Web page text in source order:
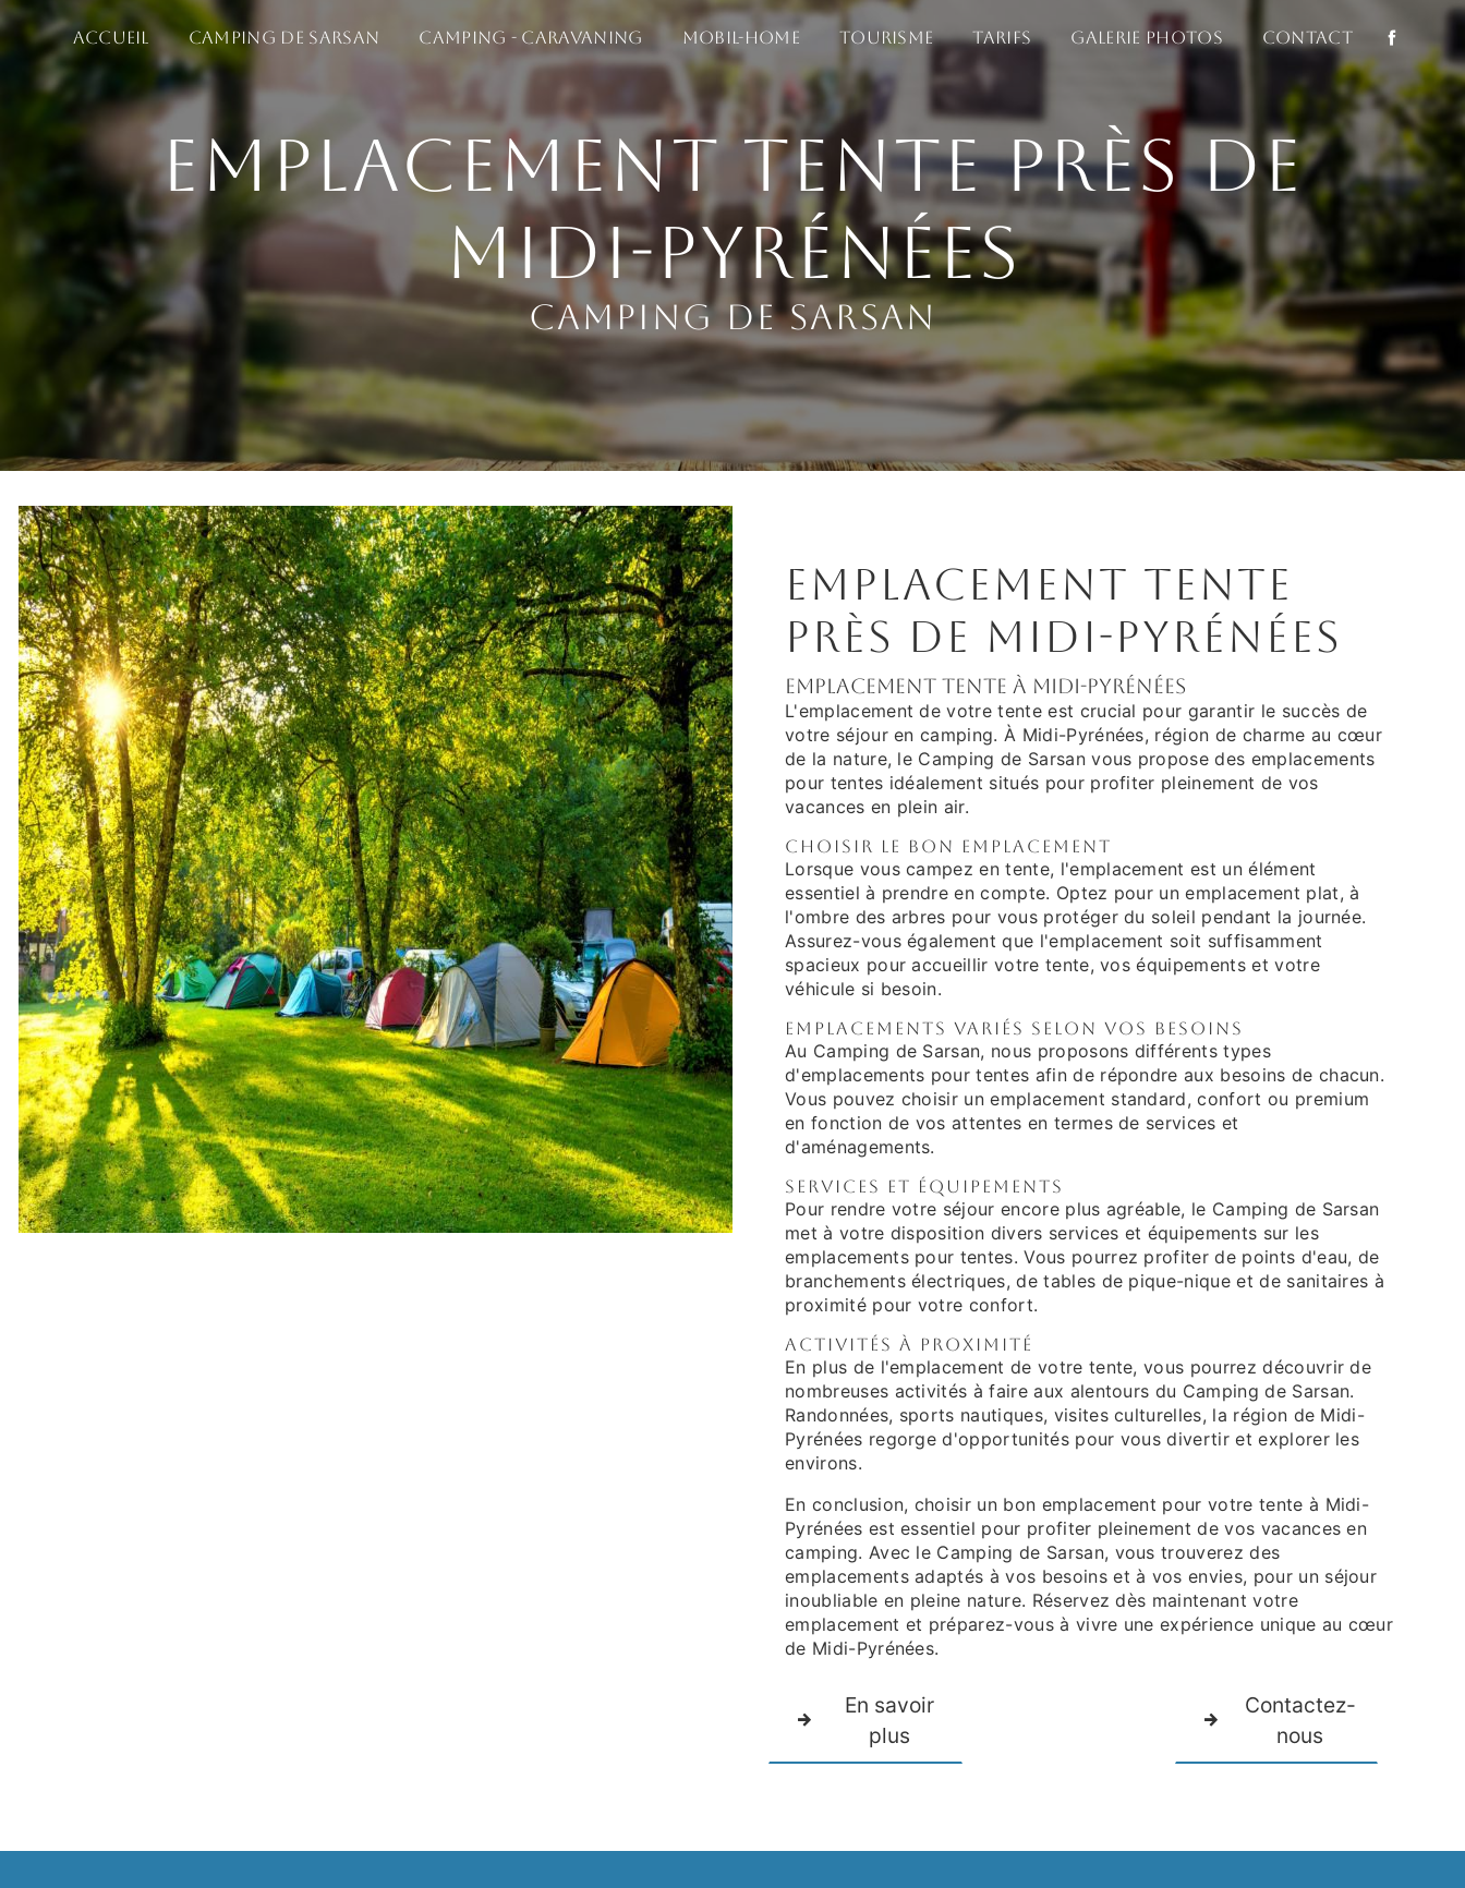
Accueil Camping de Sarsan Camping - Caravaning Mobil-home Tourisme Tarifs Galerie photos Contact
Emplacement tente près de
Midi-Pyrénées
Camping de Sarsan
Emplacement tente
près de Midi-Pyrénées
Emplacement tente à Midi-Pyrénées
L'emplacement de votre tente est crucial pour garantir le succès de
votre séjour en camping. À Midi-Pyrénées, région de charme au cœur
de la nature, le Camping de Sarsan vous propose des emplacements
pour tentes idéalement situés pour profiter pleinement de vos
vacances en plein air.
Choisir le bon emplacement
Lorsque vous campez en tente, l'emplacement est un élément
essentiel à prendre en compte. Optez pour un emplacement plat, à
l'ombre des arbres pour vous protéger du soleil pendant la journée.
Assurez-vous également que l'emplacement soit suffisamment
spacieux pour accueillir votre tente, vos équipements et votre
véhicule si besoin.
Emplacements variés selon vos besoins
Au Camping de Sarsan, nous proposons différents types
d'emplacements pour tentes afin de répondre aux besoins de chacun.
Vous pouvez choisir un emplacement standard, confort ou premium
en fonction de vos attentes en termes de services et
d'aménagements.
Services et équipements
Pour rendre votre séjour encore plus agréable, le Camping de Sarsan
met à votre disposition divers services et équipements sur les
emplacements pour tentes. Vous pourrez profiter de points d'eau, de
branchements électriques, de tables de pique-nique et de sanitaires à
proximité pour votre confort.
Activités à proximité
En plus de l'emplacement de votre tente, vous pourrez découvrir de
nombreuses activités à faire aux alentours du Camping de Sarsan.
Randonnées, sports nautiques, visites culturelles, la région de Midi-
Pyrénées regorge d'opportunités pour vous divertir et explorer les
environs.
En conclusion, choisir un bon emplacement pour votre tente à Midi-
Pyrénées est essentiel pour profiter pleinement de vos vacances en
camping. Avec le Camping de Sarsan, vous trouverez des
emplacements adaptés à vos besoins et à vos envies, pour un séjour
inoubliable en pleine nature. Réservez dès maintenant votre
emplacement et préparez-vous à vivre une expérience unique au cœur
de Midi-Pyrénées.
En savoir
plus
Contactez-
nous
Panneau de gestion des cookies